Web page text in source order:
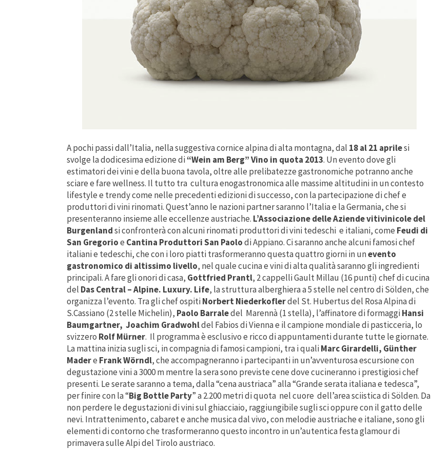
A pochi passi dall’Italia, nella suggestiva cornice alpina di alta montagna, dal 18 al 21 aprilesi
svolge la dodicesima edizione di“Wein am Berg”Vino in quota 2013. Un evento dove gli
estimatori dei vini e della buona tavola, oltre alle prelibatezze gastronomiche potranno anche
sciare e fare wellness. Il tutto tra cultura enogastronomica alle massime altitudini in un contesto
lifestyle e trendy come nelle precedenti edizioni di successo, con la partecipazione di chef e
produttori di vini rinomati. Quest’anno le nazioni partner saranno l’Italia e la Germania, che si
presenteranno insieme alle eccellenze austriache. L’Associazione delle Aziende vitivinicole del
Burgenlandsi confronterà con alcuni rinomati produttori di vini tedeschi e italiani, come Feudi di
San Gregorioe Cantina Produttori San Paolodi Appiano. Ci saranno anche alcuni famosi chef
italiani e tedeschi, che con i loro piatti trasformeranno questa quattro giorni in unevento
gastronomico di altissimo livello, nel quale cucina e vini di alta qualità saranno gli ingredienti
principali. A fare gli onori di casa, Gottfried Prantl, 2 cappelli Gault Millau (16 punti) chef di cucina
del Das Central – Alpine. Luxury. Life, la struttura alberghiera a 5 stelle nel centro di Sölden, che
organizza l’evento. Tra gli chef ospitiNorbert Niederkoflerdel St. Hubertus del Rosa Alpina di
S.Cassiano (2 stelle Michelin), Paolo Barraledel Marennà (1 stella), l’affinatore di formaggiHansi
Baumgartner, Joachim Gradwohldel Fabios di Vienna e il campione mondiale di pasticceria, lo
svizzero Rolf Mürner. Il programma è esclusivo e ricco di appuntamenti durante tutte le giornate.
La mattina inizia sugli sci, in compagnia di famosi campioni, tra i qualiMarc Girardelli, Günther
Madere Frank Wörndl, che accompagneranno i partecipanti in un’avventurosa escursione con
degustazione vini a 3000 m mentre la sera sono previste cene dove cucineranno i prestigiosi chef
presenti. Le serate saranno a tema, dalla “cena austriaca” alla “Grande serata italiana e tedesca”,
per finire con la “Big Bottle Party” a 2.200 metri di quota nel cuore dell’area sciistica di Sölden. Da
non perdere le degustazioni di vini sul ghiacciaio, raggiungibile sugli sci oppure con il gatto delle
nevi. Intrattenimento, cabaret e anche musica dal vivo, con melodie austriache e italiane, sono gli
elementi di contorno che trasformeranno questo incontro in un’autentica festa glamour di
primavera sulle Alpi del Tirolo austriaco.